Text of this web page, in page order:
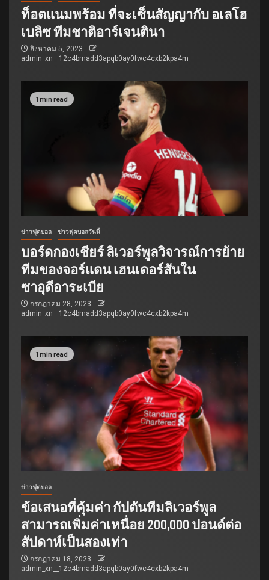
ท็อตแนมพร้อม ที่จะเซ็นสัญญากับ อเลโฮ
เบลิซ ทีมชาติอาร์เจนตินา
สิงหาคม 5, 2023
admin_xn__12c4bmadd3apqb0ay0fwc4cxb2kpa4m
1 min read
ข่าวฟุตบอล ข่าวฟุตบอลวันนี้
บอร์ดกองเชียร์ ลิเวอร์พูลวิจารณ์การย้าย
ทีมของจอร์แดน เฮนเดอร์สันใน
ซาอุดีอาระเบีย
กรกฎาคม 28, 2023
admin_xn__12c4bmadd3apqb0ay0fwc4cxb2kpa4m
1 min read
ข่าวฟุตบอล
ข้อเสนอที่คุ้มค่า กัปตันทีมลิเวอร์พูล
สามารถเพิ่มค่าเหนื่อย 200,000 ปอนด์ต่อ
สัปดาห์เป็นสองเท่า
กรกฎาคม 18, 2023
admin_xn__12c4bmadd3apqb0ay0fwc4cxb2kpa4m